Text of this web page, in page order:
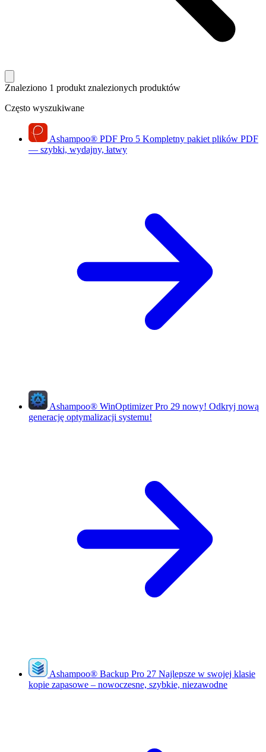
Znaleziono 1 produkt znalezionych produktów
Często wyszukiwane
Ashampoo® PDF Pro 5 Kompletny pakiet plików PDF
— szybki, wydajny, łatwy
Ashampoo® WinOptimizer Pro 29 nowy! Odkryj nową
generację optymalizacji systemu!
Ashampoo® Backup Pro 27 Najlepsze w swojej klasie
kopie zapasowe – nowoczesne, szybkie, niezawodne